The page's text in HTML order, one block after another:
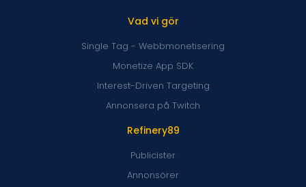
Refinery89
Publicister
Annonsörer
Vad vi gör
Single Tag - Webbmonetisering
Monetize App SDK
Interest-Driven Targeting
Annonsera på Twitch